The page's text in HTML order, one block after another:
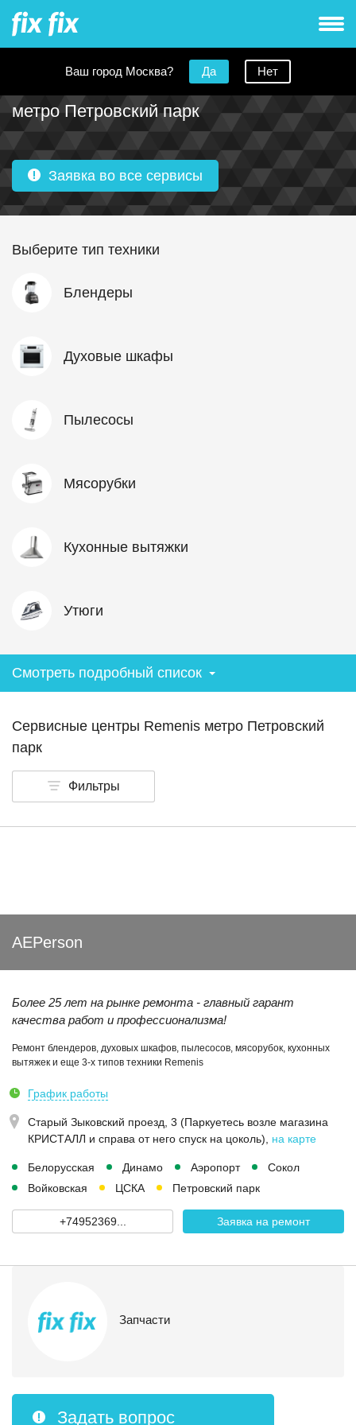
Ваш город Москва? Да Нет
Сервисные центры Remenis рядом с
метро Петровский парк
Заявка во все сервисы
Выберите тип техники
Блендеры
Духовые шкафы
Пылесосы
Мясорубки
Кухонные вытяжки
Утюги
Смотреть подробный список
Сервисные центры Remenis метро Петровский
парк
Фильтры
AEPerson
Более 25 лет на рынке ремонта - главный гарант
качества работ и профессионализма!
Ремонт блендеров, духовых шкафов, пылесосов, мясорубок, кухонных
вытяжек и еще 3-х типов техники Remenis
График работы
Старый Зыковский проезд, 3 (Паркуетесь возле магазина
КРИСТАЛЛ и справа от него спуск на цоколь)
на карте
Белорусская Динамо Аэропорт
Сокол
Войковская
ЦСКА Петровский парк
+74952369... Заявка на ремонт
Запчасти
Задать вопрос